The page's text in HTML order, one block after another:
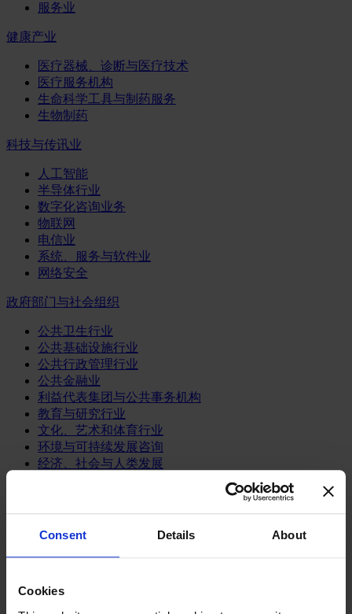
Consent Details About
Cookies
服务业
健康产业
医疗器械、诊断与医疗技术
医疗服务机构
生命科学工具与制药服务
生物制药
科技与传讯业
人工智能
半导体行业
数字化咨询业务
物联网
电信业
系统、服务与软件业
网络安全
政府部门与社会组织
公共卫生行业
公共基础设施行业
公共行政管理行业
公共金融业
利益代表集团与公共事务机构
教育与研究行业
文化、艺术和体育行业
环境与可持续发展咨询
经济、社会与人类发展
媒体和娱乐业
消费品
餐饮、旅游与酒店业